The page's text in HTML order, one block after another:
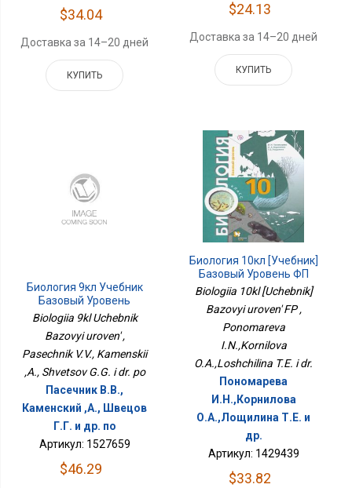
$34.04
Доставка за 14–20 дней
КУПИТЬ
$24.13
Доставка за 14–20 дней
КУПИТЬ
Биология 9кл Учебник
Базовый Уровень
Biologiia 9kl Uchebnik
Bazovyi uroven' ,
Pasechnik V.V., Kamenskii
,A., Shvetsov G.G. i dr. po
Пасечник В.В.,
Каменский ,А., Швецов
Г.Г. и др. по
Артикул: 1527659
$46.29
Биология 10кл [Учебник]
Базовый Уровень ФП
Biologiia 10kl [Uchebnik]
Bazovyi uroven' FP ,
Ponomareva
I.N.,Kornilova
O.A.,Loshchilina T.E. i dr.
Пономарева
И.Н.,Корнилова
О.А.,Лощилина Т.Е. и
др.
Артикул: 1429439
$33.82